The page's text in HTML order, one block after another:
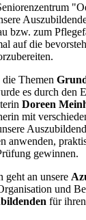
bzw. zum
auf die
Themen
es durch den
Doreen
mit
anwenden,
gewinnen.
geht an unsere
und
für